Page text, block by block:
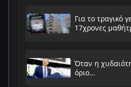
Για το τραγικό
17χρονες
Όταν η
όριο…